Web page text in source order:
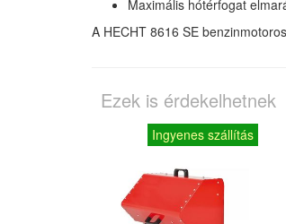
Maximális hótérfogat
A HECHT 8616 SE
Ezek is érdekelhetnek
Ingyenes szállítás